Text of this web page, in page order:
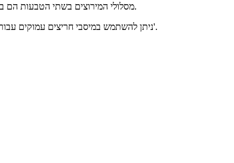
מסלולי המירוצים בשתי הטבעות הם בצורת חריץ קשת, אשר יכול לשאת עומס רדיאלי ועומס צירי בכיוונים כפולים. ניתן ליישם אותם במצבים בהם נדרשים מהירות סיבוב גבוהה ורעש נמוך ורטט נמוך.
ניתן להשתמש במיסבי חריצים עמוקים עבור תיבות הילוכים, מכשור, מנועים, מכשירי חשמל ביתיים, מנועי בעירה פנימית, רכבי תנועה, מכונות חקלאיות, מכונות בנייה, מכונות הנדסיות, נעלי החלקה, יו-יו וכו'.